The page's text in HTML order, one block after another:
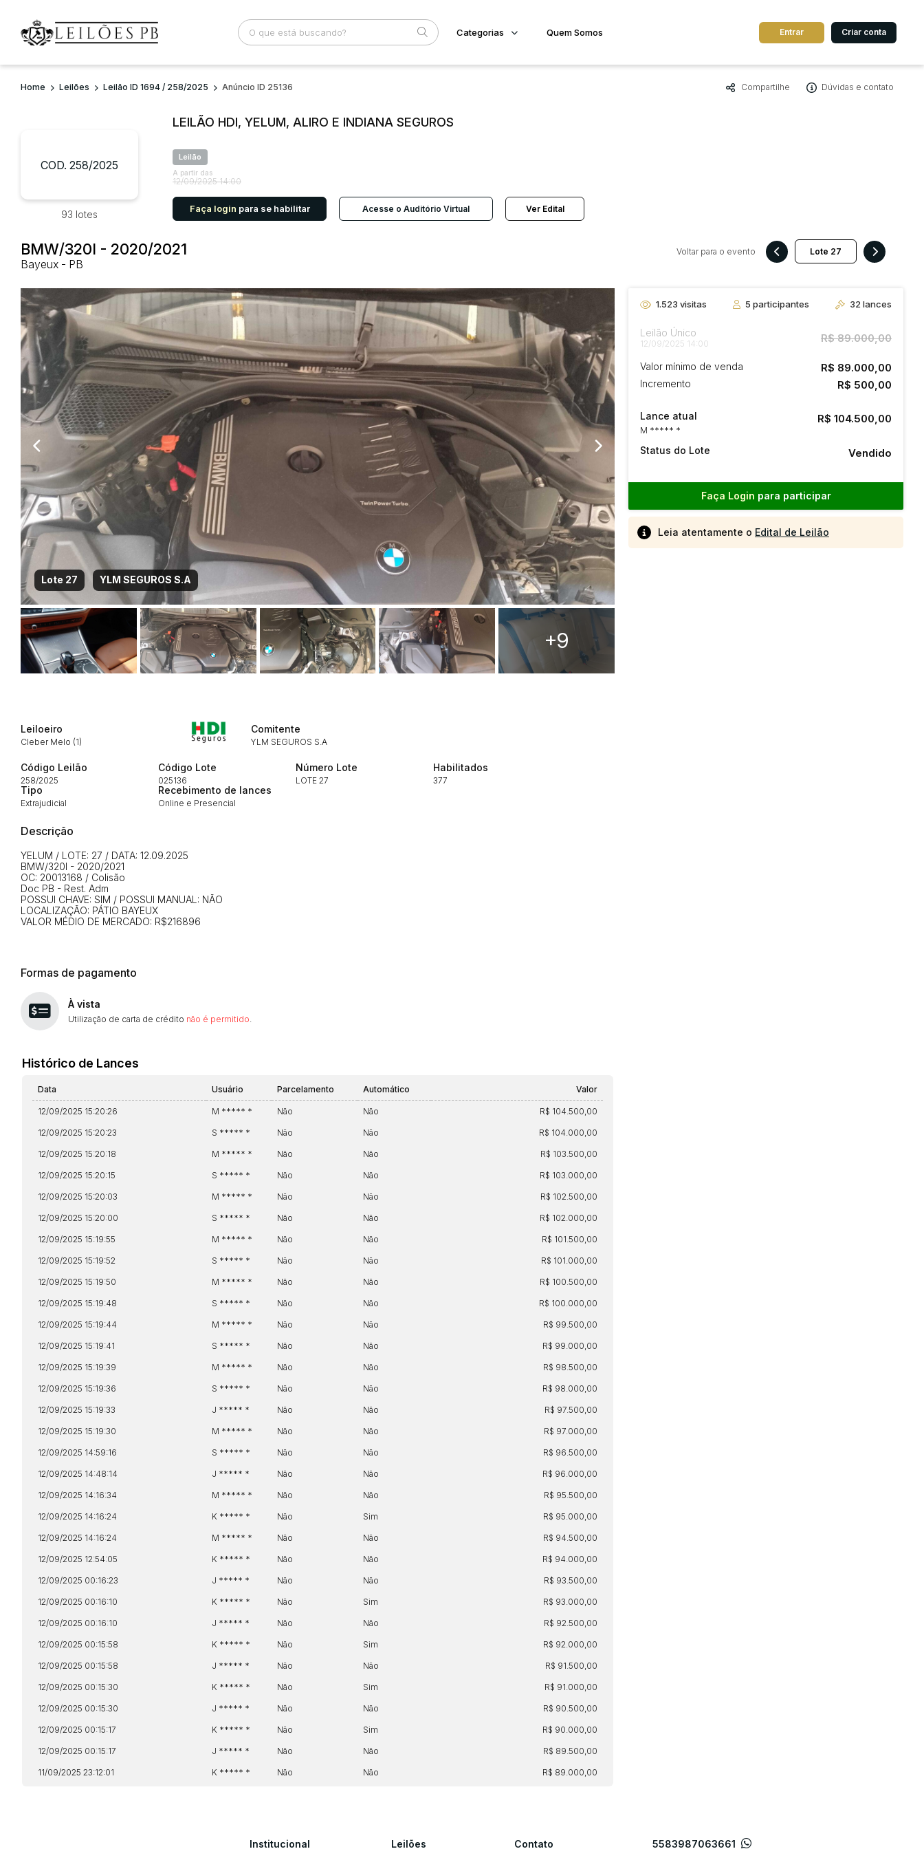
Busca por palavra-chave Categoria Cidade
Categorias
Veículos
Quem Somos Entrar Criar conta
Home Leilões Leilão ID 1694 / 258/2025 Anúncio ID 25136 Compartilhe Dúvidas e contato
COD. 258/2025
93 lotes
LEILÃO HDI, YELUM, ALIRO E INDIANA SEGUROS
Leilão
A partir das
12/09/2025 14:00
Faça login para se habilitar Acesse o Auditório Virtual Ver Edital
BMW/320I - 2020/2021
Bayeux - PB
Voltar para o evento
Lote 27 YLM SEGUROS S.A
+9
1.523 visitas 5 participantes 32 lances
Leilão Único
12/09/2025 14:00 R$ 89.000,00
Valor mínimo de venda R$ 89.000,00
Incremento R$ 500,00
Lance atual
M ***** *
R$ 104.500,00
Status do Lote Vendido
Faça Login para participar
Leia atentamente o Edital de Leilão
Leiloeiro
Cleber Melo (1)
Comitente
YLM SEGUROS S.A
Código Leilão
258/2025
Código Lote
025136
Número Lote
LOTE 27
Habilitados
377
Tipo
Extrajudicial
Recebimento de lances
Online e Presencial
Descrição
YELUM / LOTE: 27 / DATA: 12.09.2025
BMW/320I - 2020/2021
OC: 20013168 / Colisão
Doc PB - Rest. Adm
POSSUI CHAVE: SIM / POSSUI MANUAL: NÃO
LOCALIZAÇÃO: PÁTIO BAYEUX
VALOR MÉDIO DE MERCADO: R$216896
Formas de pagamento
À vista
Utilização de carta de crédito não é permitido.
Histórico de Lances
Data Usuário Parcelamento Automático Valor
12/09/2025 15:20:26 M ***** * Não Não R$ 104.500,00
12/09/2025 15:20:23 S ***** * Não Não R$ 104.000,00
12/09/2025 15:20:18 M ***** * Não Não R$ 103.500,00
12/09/2025 15:20:15 S ***** * Não Não R$ 103.000,00
12/09/2025 15:20:03 M ***** * Não Não R$ 102.500,00
12/09/2025 15:20:00 S ***** * Não Não R$ 102.000,00
12/09/2025 15:19:55 M ***** * Não Não R$ 101.500,00
12/09/2025 15:19:52 S ***** * Não Não R$ 101.000,00
12/09/2025 15:19:50 M ***** * Não Não R$ 100.500,00
12/09/2025 15:19:48 S ***** * Não Não R$ 100.000,00
12/09/2025 15:19:44 M ***** * Não Não R$ 99.500,00
12/09/2025 15:19:41 S ***** * Não Não R$ 99.000,00
12/09/2025 15:19:39 M ***** * Não Não R$ 98.500,00
12/09/2025 15:19:36 S ***** * Não Não R$ 98.000,00
12/09/2025 15:19:33 J ***** * Não Não R$ 97.500,00
12/09/2025 15:19:30 M ***** * Não Não R$ 97.000,00
12/09/2025 14:59:16 S ***** * Não Não R$ 96.500,00
12/09/2025 14:48:14 J ***** * Não Não R$ 96.000,00
12/09/2025 14:16:34 M ***** * Não Não R$ 95.500,00
12/09/2025 14:16:24 K ***** * Não Sim R$ 95.000,00
12/09/2025 14:16:24 M ***** * Não Não R$ 94.500,00
12/09/2025 12:54:05 K ***** * Não Não R$ 94.000,00
12/09/2025 00:16:23 J ***** * Não Não R$ 93.500,00
12/09/2025 00:16:10 K ***** * Não Sim R$ 93.000,00
12/09/2025 00:16:10 J ***** * Não Não R$ 92.500,00
12/09/2025 00:15:58 K ***** * Não Sim R$ 92.000,00
12/09/2025 00:15:58 J ***** * Não Não R$ 91.500,00
12/09/2025 00:15:30 K ***** * Não Sim R$ 91.000,00
12/09/2025 00:15:30 J ***** * Não Não R$ 90.500,00
12/09/2025 00:15:17 K ***** * Não Sim R$ 90.000,00
12/09/2025 00:15:17 J ***** * Não Não R$ 89.500,00
11/09/2025 23:12:01 K ***** * Não Não R$ 89.000,00
14/04/2025 18:43:11 TIAGOFELIPE
TIAGOFELIPE
TIAGOFELIPE
Institucional Leilões Contato 5583987063661